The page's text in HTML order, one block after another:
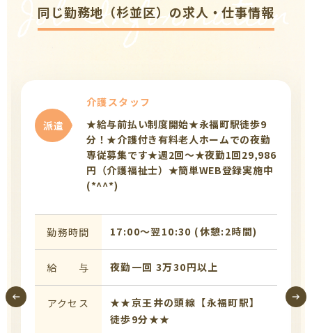
Job Information
同じ勤務地（杉並区）の求人・仕事情報
派遣
介護スタッフ
★給与前払い制度開始★永福町駅徒歩9
分！★介護付き有料老人ホームでの夜勤
専従募集です★週2回～★夜勤1回29,986
円（介護福祉士）★簡単WEB登録実施中
(*^^*)
勤務時間 17:00〜翌10:30 (休憩:2時間)
給 与 夜勤一回 3万30円以上
アクセス
★★京王井の頭線【永福町駅】
徒歩9分★★